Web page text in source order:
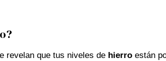
revelan que tus niveles de hierroestán